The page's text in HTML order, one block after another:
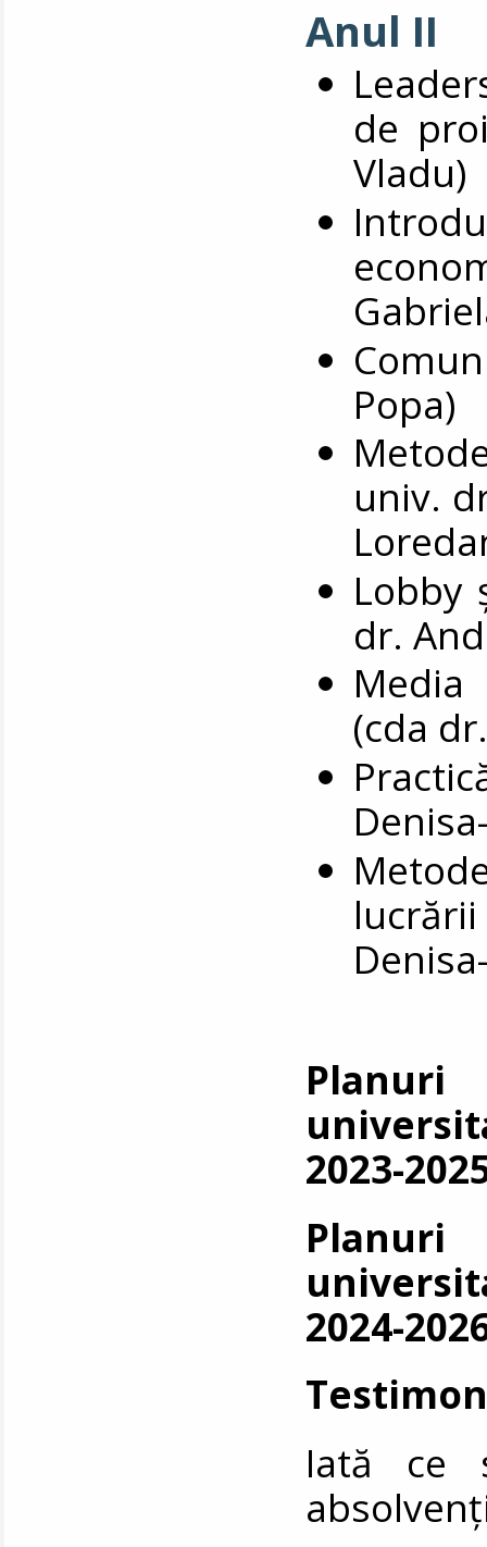
Anul II
de
Vladu)
Popa)
univ.
Lobby
dr.
(cda
2023-
2024-
Iată ce